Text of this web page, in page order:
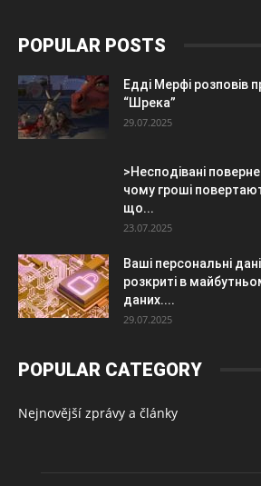
POPULAR POSTS
Едді Мерфі розповів
“Шрека”
29.07.2025
>Несподівані
чому гроші
що...
23.07.2025
Ваші персональні
розкриті в
даних....
29.07.2025
POPULAR CATEGORY
Nejnovější zprávy a články